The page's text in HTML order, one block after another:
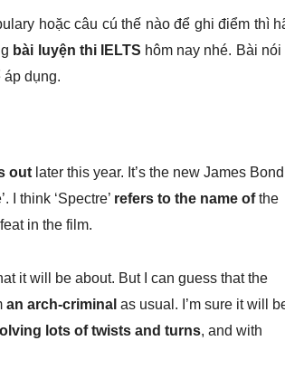
hoặc câu cú thế nào để ghi điểm thì
bài luyện thi IELTS hôm nay nhé. Bài nói
dụng.
out later this year. It’s the new James Bond
I think ‘Spectre’ refers to the name ofthe
in the film.
it will be about. But I can guess that the
an arch-criminal as usual. I’m sure it will
lots of twists and turns, and with